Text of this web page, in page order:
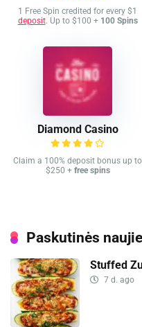
1 Free Spin credited for every $1
deposit. Up to $100 + 100 Spins
Diamond Casino
Claim a 100% deposit bonus up to
$250 + free spins
Paskutinės
Stuffed
7 d. ago